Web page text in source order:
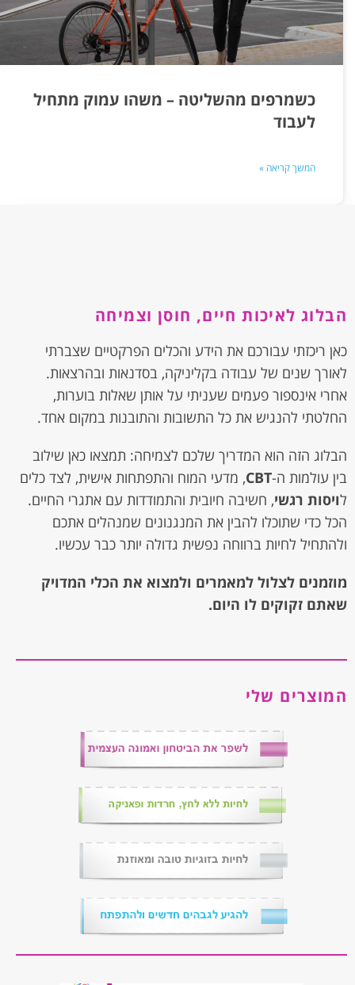
כשמרפים מהשליטה – משהו עמוק מתחיל
לעבוד
המשך קריאה »
הבלוג לאיכות חיים, חוסן וצמיחה
כאן ריכזתי עבורכם את הידע והכלים הפרקטיים שצברתי
לאורך שנים של עבודה בקליניקה, בסדנאות ובהרצאות.
אחרי אינספור פעמים שעניתי על אותן שאלות בוערות,
החלטתי להנגיש את כל התשובות והתובנות במקום אחד.
הבלוג הזה הוא המדריך שלכם לצמיחה: תמצאו כאן שילוב
בין עולמות ה-CBT, מדעי המוח והתפתחות אישית, לצד כלים
לויסות רגשי, חשיבה חיובית והתמודדות עם אתגרי החיים.
הכל כדי שתוכלו להבין את המנגנונים שמנהלים אתכם
ולהתחיל לחיות ברווחה נפשית גדולה יותר כבר עכשיו.
מוזמנים לצלול למאמרים ולמצוא את הכלי המדויק
שאתם זקוקים לו היום.
המוצרים שלי